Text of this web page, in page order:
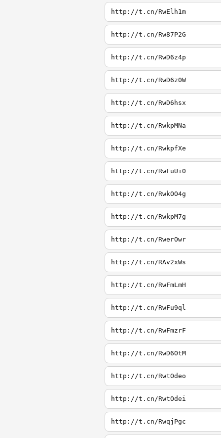
http://t.cn/RwElh1m
http://t.cn/Rw87P2G
http://t.cn/RwD6z4p
http://t.cn/RwD6z0W
http://t.cn/RwD6hsx
http://t.cn/RwkpMNa
http://t.cn/RwkpfXe
http://t.cn/RwFuUi0
http://t.cn/RwkOO4g
http://t.cn/RwkpM7g
http://t.cn/RwerOwr
http://t.cn/RAv2xWs
http://t.cn/RwFmLmH
http://t.cn/RwFu9ql
http://t.cn/RwFmzrF
http://t.cn/RwD6OtM
http://t.cn/RwtOdeo
http://t.cn/RwtOdei
http://t.cn/RwqjPgc